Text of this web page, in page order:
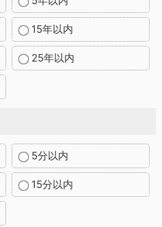
15年以内
25年以内
5分以内
15分以内